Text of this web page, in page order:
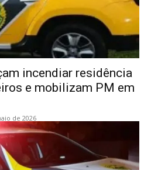
incendiar residência
e mobilizam PM em
de 2026